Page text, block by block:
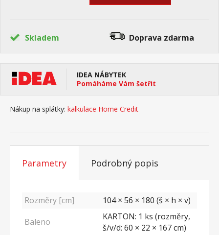
Skladem Doprava zdarma
IDEA NÁBYTEK
Pomáháme Vám šetřit
Nákup na splátky: kalkulace Home Credit
Parametry Podrobný popis
Rozměry [cm]
104 × 56 × 180 (š × h × v)
Baleno
KARTON: 1 ks (rozměry,
š/v/d: 60 × 22 × 167 cm)